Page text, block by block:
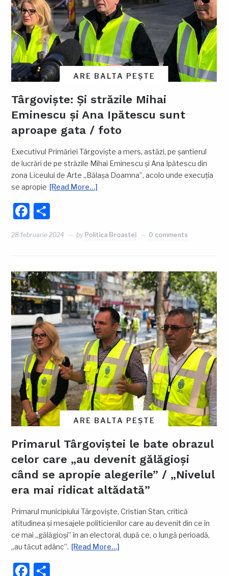
ARE BALTA PEȘTE
Târgoviște: Și străzile Mihai
Eminescu și Ana Ipătescu sunt
aproape gata / foto
Executivul Primăriei Târgoviște a mers, astăzi, pe șantierul
de lucrări de pe străzile Mihai Eminescu și Ana Ipătescu din
zona Liceului de Arte „Bălașa Doamna”, acolo unde execuția
se apropie [Read More…]
Facebook
28 februarie 2024 by Politica Broastei 0 comments
ARE BALTA PEȘTE
Primarul Târgoviștei le bate obrazul
celor care „au devenit gălăgioși
când se apropie alegerile” / „Nivelul
era mai ridicat altădată”
Primarul municipiului Târgoviște, Cristian Stan, critică
atitudinea și mesajele politicienilor care au devenit din ce în
ce mai „gălăgioși” în an electoral, după ce, o lungă perioadă,
„au tăcut adânc”. [Read More…]
Facebook